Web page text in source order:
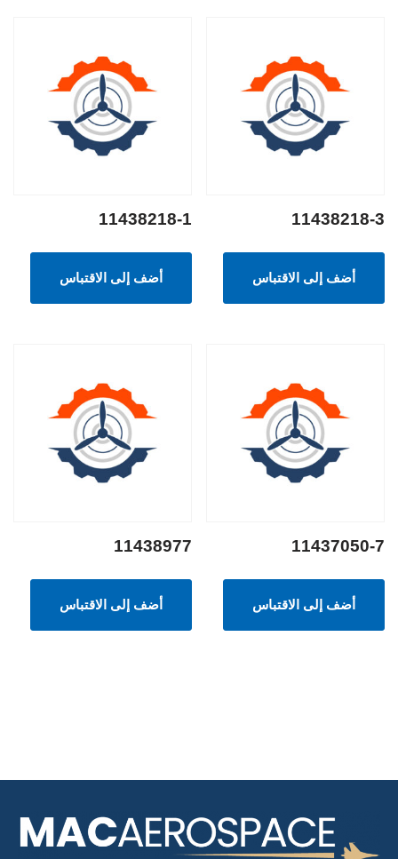
11438218-3
أضف إلى الاقتباس
11438218-1
أضف إلى الاقتباس
11437050-7
أضف إلى الاقتباس
11438977
أضف إلى الاقتباس